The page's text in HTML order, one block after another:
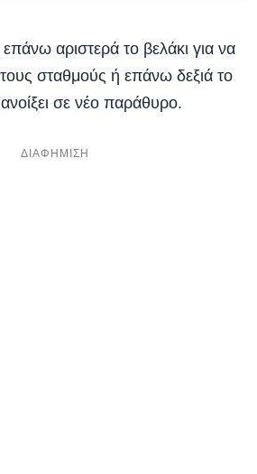
αριστερά το βελάκι για να
σταθμούς ή επάνω δεξιά το
σε νέο παράθυρο.